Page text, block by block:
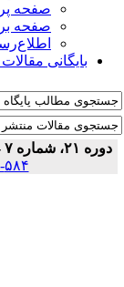
صفحه
صفحه
بایگانی مقالات
دوره ۲۱، شماره ۷ - ( ۵-۱۴۰۲ )
۵۸۴-۵۷۷